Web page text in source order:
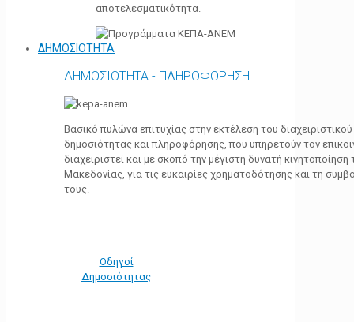
αποτελεσματικότητα.
ΔΗΜΟΣΙΟΤΗΤΑ
ΔΗΜΟΣΙΟΤΗΤΑ - ΠΛΗΡΟΦΟΡΗΣΗ
Βασικό πυλώνα επιτυχίας στην εκτέλεση του
δημοσιότητας και πληροφόρησης, που υπηρετούν τον
διαχειριστεί και με σκοπό την μέγιστη δυνατή
Μακεδονίας, για τις ευκαιρίες χρηματοδότησης και τη
τους.
Οδηγοί
Δημοσιότητας